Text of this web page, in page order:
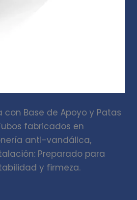
con Base de Apoyo y Patas
fabricados en
anti-vandálica,
Preparado para
y firmeza.